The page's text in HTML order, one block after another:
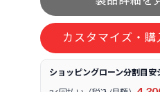
カスタマイズ・購
ショッピングローン分割目